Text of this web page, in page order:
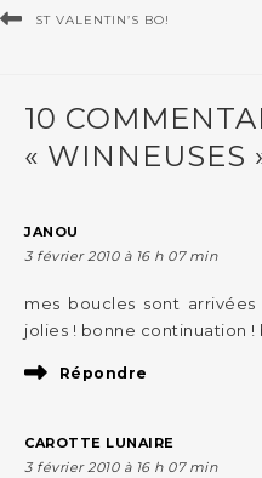
ST VALENTIN’S BO!
10
« WINNEUSES
JANOU
3 février 2010 à 16 h 07 min
mes boucles sont
jolies ! bonne continuation !
Répondre
CAROTTE LUNAIRE
3 février 2010 à 16 h 07 min